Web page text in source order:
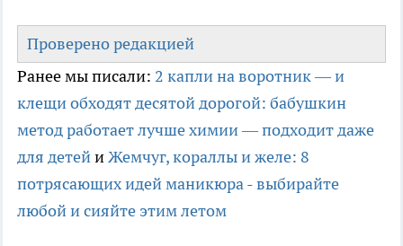
Проверено редакцией
Ранее мы писали: 2 капли на воротник — и
клещи обходят десятой дорогой: бабушкин
метод работает лучше химии — подходит даже
для детейиЖемчуг, кораллы и желе: 8
потрясающих идей маникюра - выбирайте
любой и сияйте этим летом